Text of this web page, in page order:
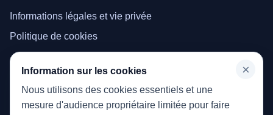
Informations légales et vie privée
Politique de cookies
Menu
Accueil
×
Information sur les cookies
Nous utilisons des cookies essentiels et une
mesure d'audience propriétaire limitée pour faire